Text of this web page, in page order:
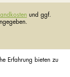
und ggf.
Erfahrung bieten zu